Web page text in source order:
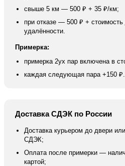
свыше 5 км — 500 ₽ + 35 ₽/км;
при отказе — 500 ₽ + стоимость
удалённости.
Примерка:
примерка 2ух пар включена в
каждая следующая пара +150 ₽.
Доставка СДЭК по России
Доставка курьером до двери
СДЭК;
Оплата после примерки —
картой;